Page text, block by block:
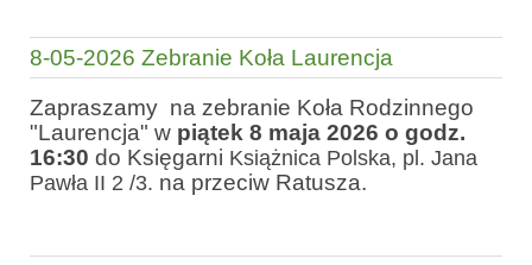
8-05-2026 Zebranie Koła Laurencja
Zapraszamy na zebranie Koła Rodzinnego
"Laurencja" w piątek 8 maja 2026 o godz.
16:30 do Księgarni Książnica Polska, pl. Jana
Pawła II 2 /3. na przeciw Ratusza.